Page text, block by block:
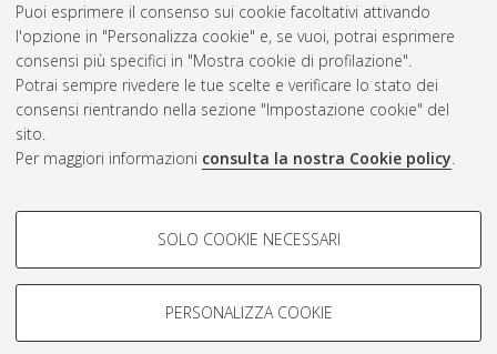
Puoi esprimere il consenso sui cookie facoltativi attivando
l'opzione in "Personalizza cookie" e, se vuoi, potrai esprimere
consensi più specifici in "Mostra cookie di profilazione".
Potrai sempre rivedere le tue scelte e verificare lo stato dei
consensi rientrando nella sezione "Impostazione cookie" del
sito.
Per maggiori informazioni consulta la nostra Cookie policy.
COOKIE DI PROFILAZIONE -
Si tratta di cookie utilizzati per analizzare le caratteristiche della
navigazione degli utenti, creare profili in base al loro comportamento
SOLO COOKIE NECESSARI
PERSONALIZZA COOKIE
Rss 1.0
Rss 2.0
ISSN: 2038-7946
Impostazioni Cookie
Informativa sulla privacy
Condizioni d’uso del sito